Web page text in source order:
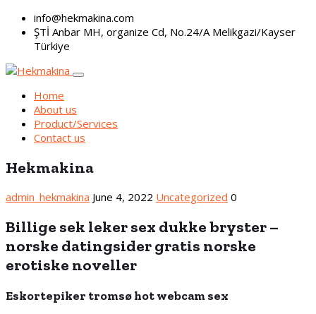
info@hekmakina.com
ŞTİ Anbar MH, organize Cd, No.24/A Melikgazi/Kayser
Türkiye
Home
About us
Product/Services
Contact us
Hekmakina
admin_hekmakina June 4, 2022 Uncategorized 0
Billige sek leker sex dukke bryster –
norske datingsider gratis norske
erotiske noveller
Eskortepiker tromsø hot webcam sex